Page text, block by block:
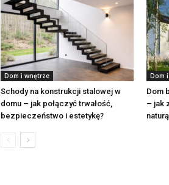
Dom i wnętrze
Schody na konstrukcji stalowej w
domu – jak połączyć trwałość,
bezpieczeństwo i estetykę?
Dom
Dom
– jak